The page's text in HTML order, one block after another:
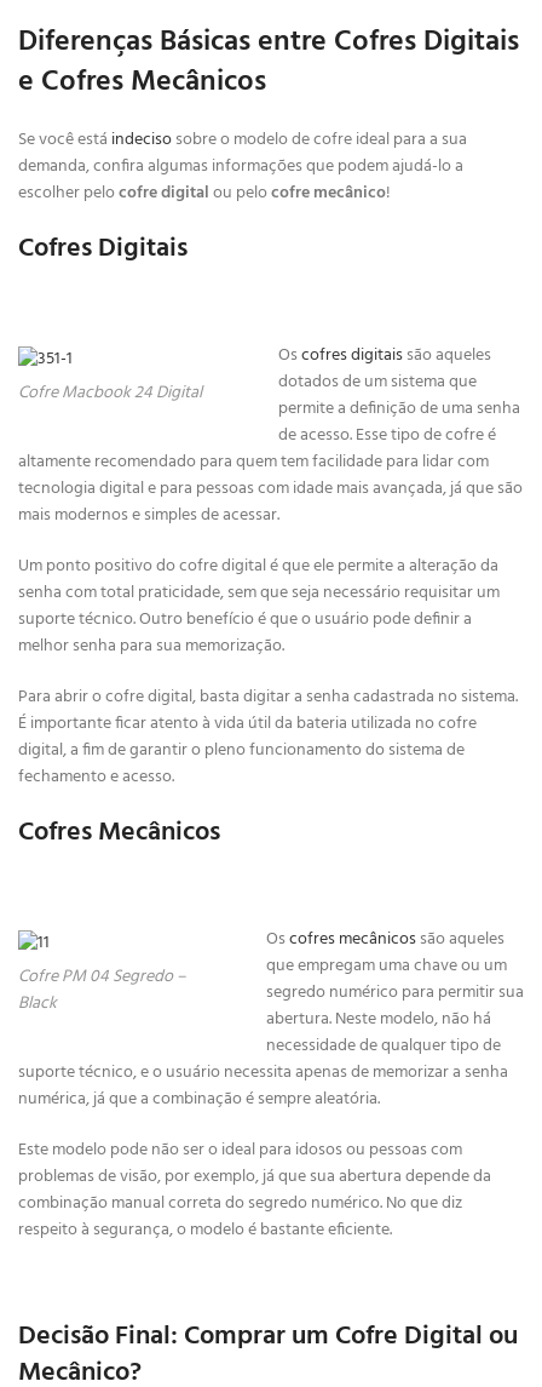
Diferenças Básicas entre Cofres Digitais
e Cofres Mecânicos
Se você está indecisosobre o modelo de cofre ideal para a sua
demanda, confira algumas informações que podem ajudá-lo a
escolher pelocofre digitalou pelocofre mecânico!
Cofres Digitais
Cofre Macbook 24 Digital
Oscofres digitaissão aqueles
dotados de um sistema que
permite a definição de uma senha
de acesso. Esse tipo de cofre é
altamente recomendado para quem tem facilidade para lidar com
tecnologia digital e para pessoas com idade mais avançada, já que são
mais modernos e simples de acessar.
Um ponto positivo do cofre digital é que ele permite a alteração da
senha com total praticidade, sem que seja necessário requisitar um
suporte técnico. Outro benefício é que o usuário pode definir a
melhor senha para sua memorização.
Para abrir o cofre digital, basta digitar a senha cadastrada no sistema.
É importante ficar atento à vida útil da bateria utilizada no cofre
digital, a fim de garantir o pleno funcionamento do sistema de
fechamento e acesso.
Cofres Mecânicos
Cofre PM 04 Segredo –
Black
Oscofres mecânicossão aqueles
que empregam uma chave ou um
segredo numérico para permitir sua
abertura. Neste modelo, não há
necessidade de qualquer tipo de
suporte técnico, e o usuário necessita apenas de memorizar a senha
numérica, já que a combinação é sempre aleatória.
Este modelo pode não ser o ideal para idosos ou pessoas com
problemas de visão, por exemplo, já que sua abertura depende da
combinação manual correta do segredo numérico. No que diz
respeito à segurança, o modelo é bastante eficiente.
Decisão Final: Comprar um Cofre Digital ou
Mecânico?